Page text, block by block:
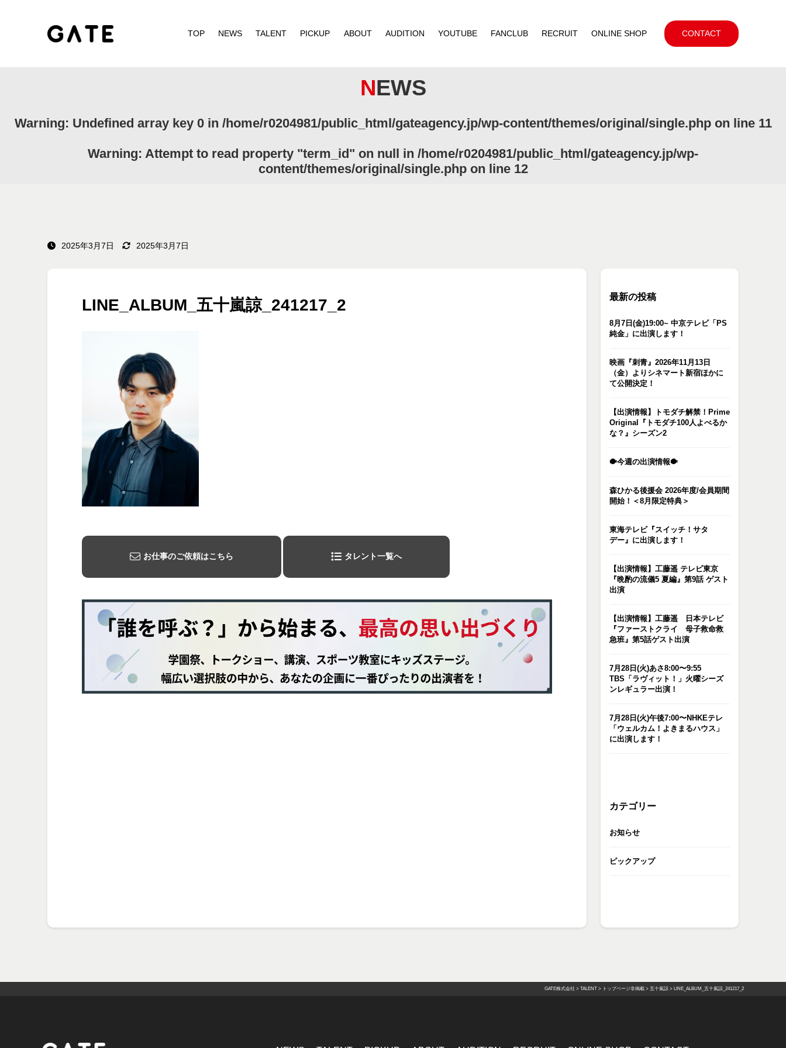
TOP NEWS TALENT PICKUP ABOUT AUDITION YOUTUBE FANCLUB RECRUIT ONLINE SHOP CONTACT
NEWS
Warning: Undefined array key 0 in /home/r0204981/public_html/gateagency.jp/wp-content/themes/original/single.phpon line 11
Warning: Attempt to read property "term_id" on null in /home/r0204981/public_html/gateagency.jp/wp-
content/themes/original/single.phpon line 12
2025年3月7日 2025年3月7日
LINE_ALBUM_五十嵐諒_241217_2
お仕事のご依頼はこちら タレント一覧へ
最新の投稿
8月7日(金)19:00~ 中京テレビ「PS
純金」に出演します！
映画『刺青』2026年11月13日
（金）よりシネマート新宿ほかに
て公開決定！
【出演情報】トモダチ解禁！Prime
Original『トモダチ100人よべるか
な？』シーズン2
🐡今週の出演情報🐡
森ひかる後援会 2026年度/会員期間
開始！＜8月限定特典＞
東海テレビ『スイッチ！サタ
デー』に出演します！
【出演情報】工藤遥 テレビ東京
『晩酌の流儀5 夏編』第9話 ゲスト
出演
【出演情報】工藤遥 日本テレビ
『ファーストクライ 母子救命救
急班』第5話ゲスト出演
7月28日(火)あさ8:00〜9:55
TBS「ラヴィット！」火曜シーズ
ンレギュラー出演！
7月28日(火)午後7:00〜NHKEテレ
「ウェルカム！よきまるハウス」
に出演します！
カテゴリー
お知らせ
ピックアップ
GATE株式会社 > TALENT > トップページ非掲載 > 五十嵐諒 > LINE_ALBUM_五十嵐諒_241217_2